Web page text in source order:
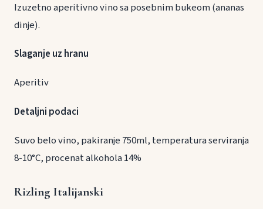
Izuzetno aperitivno vino sa posebnim bukeom (ananas
dinje).
Slaganje uz hranu
Aperitiv
Detaljni podaci
Suvo belo vino, pakiranje 750ml, temperatura serviranja
8-10°C, procenat alkohola 14%
Rizling Italijanski